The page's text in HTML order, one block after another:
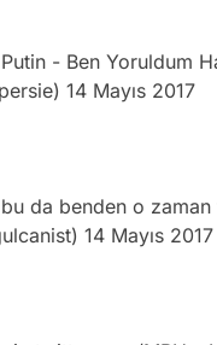
Putin - Ben Yoruldum
14 Mayıs 2017
bu da benden o
14 Mayıs 2017